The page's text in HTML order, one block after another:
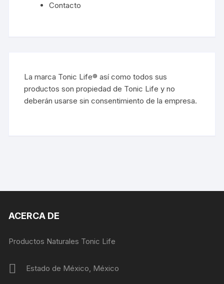
Contacto
La marca Tonic Life® así como todos sus
productos son propiedad de Tonic Life y no
deberán usarse sin consentimiento de la empresa.
ACERCA DE
Productos Naturales Tonic Life
Estado de México, México